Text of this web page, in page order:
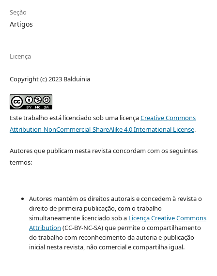
Seção
Artigos
Licença
Copyright (c) 2023 Balduinia
Este trabalho está licenciado sob uma licençaCreative Commons
Attribution-NonCommercial-ShareAlike 4.0 International License.
Autores que publicam nesta revista concordam com os seguintes
termos:
Autores mantém os direitos autorais e concedem à revista o
direito de primeira publicação, com o trabalho
simultaneamente licenciado sob a Licença Creative Commons
Attribution (CC-BY-NC-SA) que permite o compartilhamento
do trabalho com reconhecimento da autoria e publicação
inicial nesta revista, não comercial e compartilha igual.